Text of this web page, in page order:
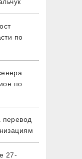
по
по
перевод
27-